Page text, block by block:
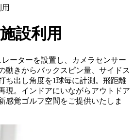
設利用
ーターを設置し、カメラセンサー
動きからバックスピン量、サイドス
ち出し角度を1球毎に計測。飛距離
現。インドアにいながらアウトドア
感覚ゴルフ空間をご提供いたしま